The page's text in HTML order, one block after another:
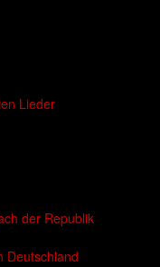
Lieder
der Republik
Deutschland